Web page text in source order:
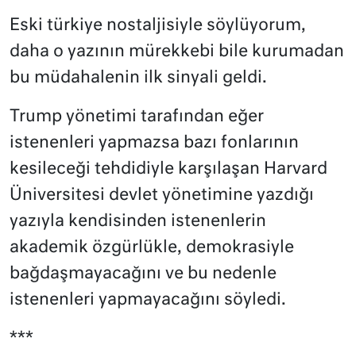
Eski türkiye nostaljisiyle söylüyorum,
daha o yazının mürekkebi bile kurumadan
bu müdahalenin ilk sinyali geldi.
Trump yönetimi tarafından eğer
istenenleri yapmazsa bazı fonlarının
kesileceği tehdidiyle karşılaşan Harvard
Üniversitesi devlet yönetimine yazdığı
yazıyla kendisinden istenenlerin
akademik özgürlükle, demokrasiyle
bağdaşmayacağını ve bu nedenle
istenenleri yapmayacağını söyledi.
***